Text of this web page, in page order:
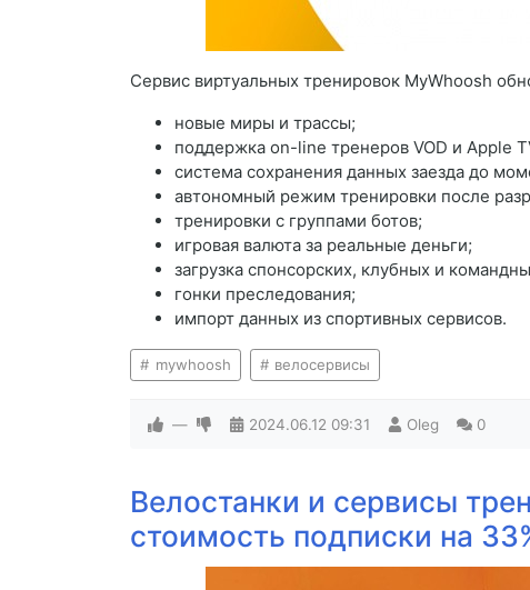
Сервис виртуальных тренировок MyWhoosh
новые миры и трассы;
поддержка on-line тренеров VOD и Apple
система сохранения данных заезда до
автономный режим тренировки после
тренировки с группами ботов;
игровая валюта за реальные деньги;
загрузка спонсорских, клубных и
гонки преследования;
импорт данных из спортивных сервисов.
mywhoosh велосервисы
— 2024.06.12 09:31 Oleg 0
Велостанки и сервисы
стоимость подписки на